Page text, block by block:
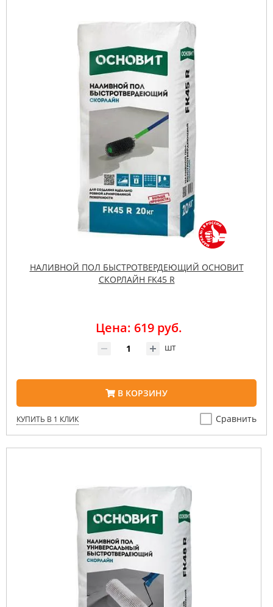
НАЛИВНОЙ ПОЛ БЫСТРОТВЕРДЕЮЩИЙ ОСНОВИТ
СКОРЛАЙН FK45 R
Цена: 619 руб.
шт
В КОРЗИНУ
КУПИТЬ В 1 КЛИК Сравнить